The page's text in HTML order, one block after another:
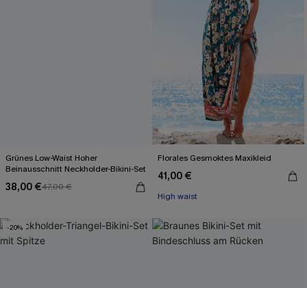
Grünes Low-Waist Hoher
Beinausschnitt Neckholder-Bikini-Set
38,00 €47,00 €
Florales Gesmoktes Maxikleid
41,00 €
High waist
-20%